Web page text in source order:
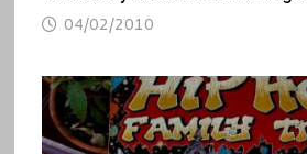
04/02/2010